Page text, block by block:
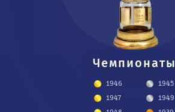
Чемпио­наты
1946
1947
1945
1949
Кубки
1945
1948